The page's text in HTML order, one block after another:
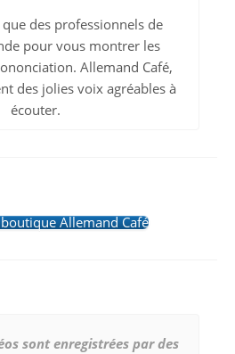
des professionnels de
pour vous montrer les
Allemand Café,
des jolies voix agréables à
écouter.
Allemand Café
sont enregistrées par des